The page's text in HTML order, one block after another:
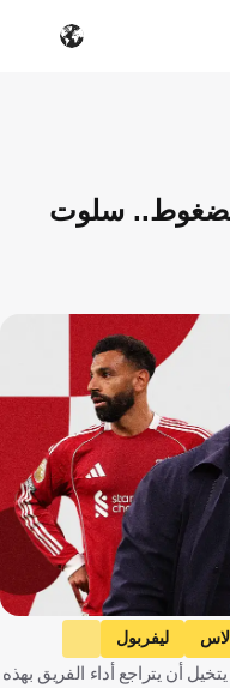
مضغوط.. سلوت
ليفربول
أن يتراجع أداء الفريق بهذه